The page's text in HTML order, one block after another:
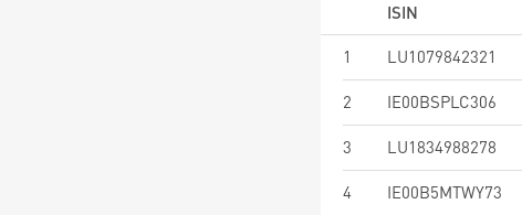
ISIN
1
LU1079842321
2 IE00BSPLC306
3 LU1834988278
4 IE00B5MTWY73